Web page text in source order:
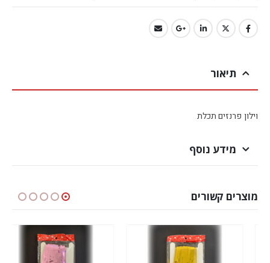
תיאור
וילון פרנזים תכלת
מידע נוסף
מוצרים קשורים